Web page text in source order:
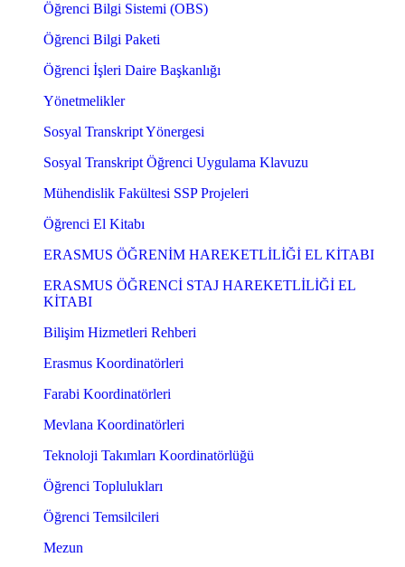
Öğrenci Bilgi Sistemi (OBS)
Öğrenci Bilgi Paketi
Öğrenci İşleri Daire Başkanlığı
Yönetmelikler
Sosyal Transkript Yönergesi
Sosyal Transkript Öğrenci Uygulama Klavuzu
Mühendislik Fakültesi SSP Projeleri
Öğrenci El Kitabı
ERASMUS ÖĞRENİM HAREKETLİLİĞİ EL KİTABI
ERASMUS ÖĞRENCİ STAJ HAREKETLİLİĞİ EL
KİTABI
Bilişim Hizmetleri Rehberi
Erasmus Koordinatörleri
Farabi Koordinatörleri
Mevlana Koordinatörleri
Teknoloji Takımları Koordinatörlüğü
Öğrenci Toplulukları
Öğrenci Temsilcileri
Mezun